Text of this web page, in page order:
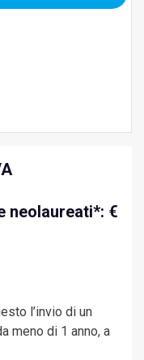
neolaureati*: €
l’invio di un
meno di 1 anno, a